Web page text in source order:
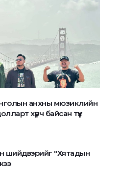
анхны мюзиклийн
хүрч байсан түүх
шийдвэрийг "Хятадын